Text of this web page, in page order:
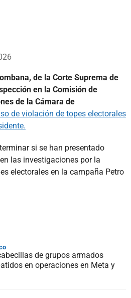
de la Corte Suprema de
en la Comisión de
de la Cámara de
de violación de topes electorales
si se han presentado
las investigaciones por la
electorales en la campaña Petro
de grupos armados
en operaciones en Meta y